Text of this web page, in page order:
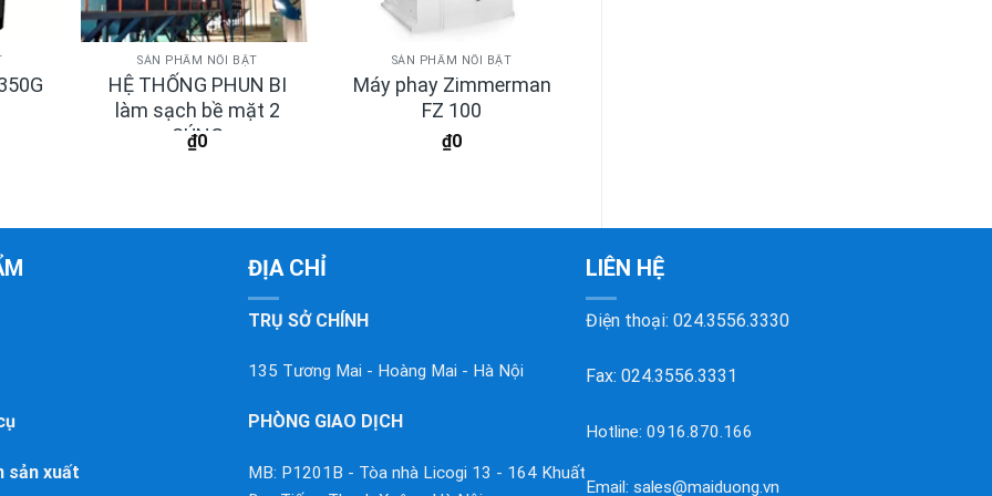
SẢN PHẨM NỔI BẬT
HỆ THỐNG PHUN BI
làm sạch bề mặt 2
SÚNG
₫0
SẢN PHẨM NỔI BẬT
Máy phay Zimmerman
FZ 100
₫0
sản xuất
ĐỊA CHỈ
TRỤ SỞ CHÍNH
135 Tương Mai - Hoàng Mai - Hà Nội
PHÒNG GIAO DỊCH
MB: P1201B - Tòa nhà Licogi 13 - 164 Khuất
LIÊN HỆ
Điện thoại: 024.3556.3330
Fax: 024.3556.3331
Hotline: 0916.870.166
Email: sales@maiduong.vn